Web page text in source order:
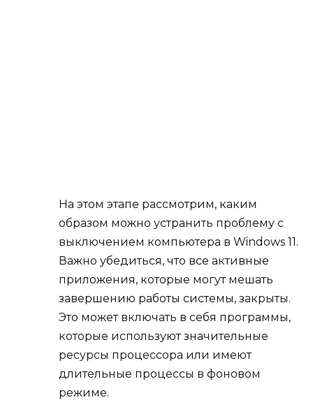
На этом этапе рассмотрим, каким
образом можно устранить проблему с
выключением компьютера в Windows 11.
Важно убедиться, что все активные
приложения, которые могут мешать
завершению работы системы, закрыты.
Это может включать в себя программы,
которые используют значительные
ресурсы процессора или имеют
длительные процессы в фоновом
режиме.